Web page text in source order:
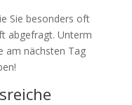
Sie besonders oft
abgefragt. Unterm
am nächsten Tag